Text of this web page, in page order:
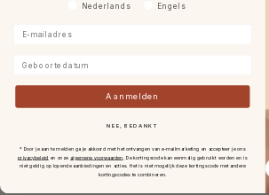
Voorkeurtaal
Nederlands Engels
Aanmelden
NEE, BEDANKT
* Door je aan te melden ga je akkoord met het ontvangen van e-mailmarketing en accepteer je ons
privacybeleid en onze algemene voorwaarden .De kortingscode kan eenmalig gebruikt worden en is
niet geldig op lopende aanbiedingen en acties. Het is niet mogelijk deze kortingscode met andere
kortingscodes te combineren.